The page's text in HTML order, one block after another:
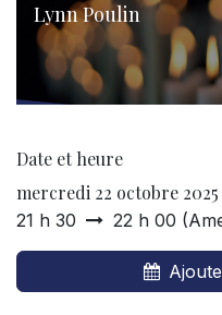
Lynn Poulin
Date et heure
mercredi 22 octobre 2025
21 h 30 22 h 00 (